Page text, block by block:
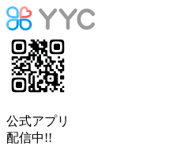
公式アプリ
配信中!!